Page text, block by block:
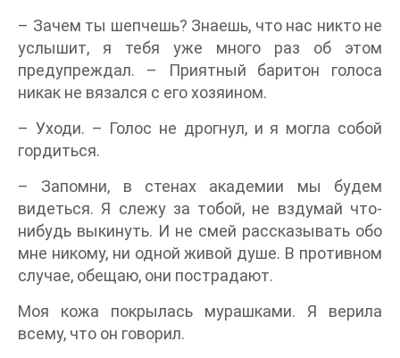
– Зачем ты шепчешь? Знаешь, что нас никто не
услышит, я тебя уже много раз об этом
предупреждал. – Приятный баритон голоса
никак не вязался с его хозяином.
– Уходи. – Голос не дрогнул, и я могла собой
гордиться.
– Запомни, в стенах академии мы будем
видеться. Я слежу за тобой, не вздумай что-
нибудь выкинуть. И не смей рассказывать обо
мне никому, ни одной живой душе. В противном
случае, обещаю, они пострадают.
Моя кожа покрылась мурашками. Я верила
всему, что он говорил.